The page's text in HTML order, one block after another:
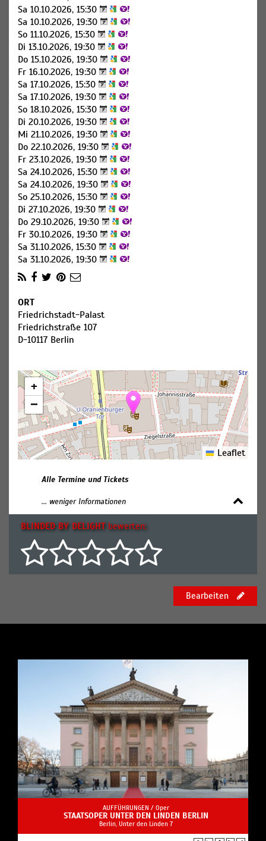
Sa 10.10.2026, 15:30
Sa 10.10.2026, 19:30
So 11.10.2026, 15:30
Di 13.10.2026, 19:30
Do 15.10.2026, 19:30
Fr 16.10.2026, 19:30
Sa 17.10.2026, 15:30
Sa 17.10.2026, 19:30
So 18.10.2026, 15:30
Di 20.10.2026, 19:30
Mi 21.10.2026, 19:30
Do 22.10.2026, 19:30
Fr 23.10.2026, 19:30
Sa 24.10.2026, 15:30
Sa 24.10.2026, 19:30
So 25.10.2026, 15:30
Di 27.10.2026, 19:30
Do 29.10.2026, 19:30
Fr 30.10.2026, 19:30
Sa 31.10.2026, 15:30
Sa 31.10.2026, 19:30
ORT
Friedrichstadt-Palast
Friedrichstraße 107
D-10117 Berlin
+
−
Leaflet
Alle Termine und Tickets
... weniger Informationen
BLINDED BY DELIGHT bewerten:
Bearbeiten
AUFFÜHRUNGEN / Oper
STAATSOPER UNTER DEN LINDEN BERLIN
Berlin, Unter den Linden 7